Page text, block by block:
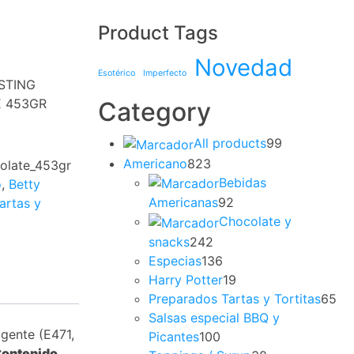
453GR
, Betty
y
(E471,
Product Tags
Esotérico Imperfecto Novedad
Category
All products99
Americano823
productos
Bebidas
Americanas92
productos
Chocolate y
snacks242
productos
Especias136
productos
Harry Potter19
productos
Preparados Tartas y Tortitas65
Salsas especial BBQ y
Picantes100